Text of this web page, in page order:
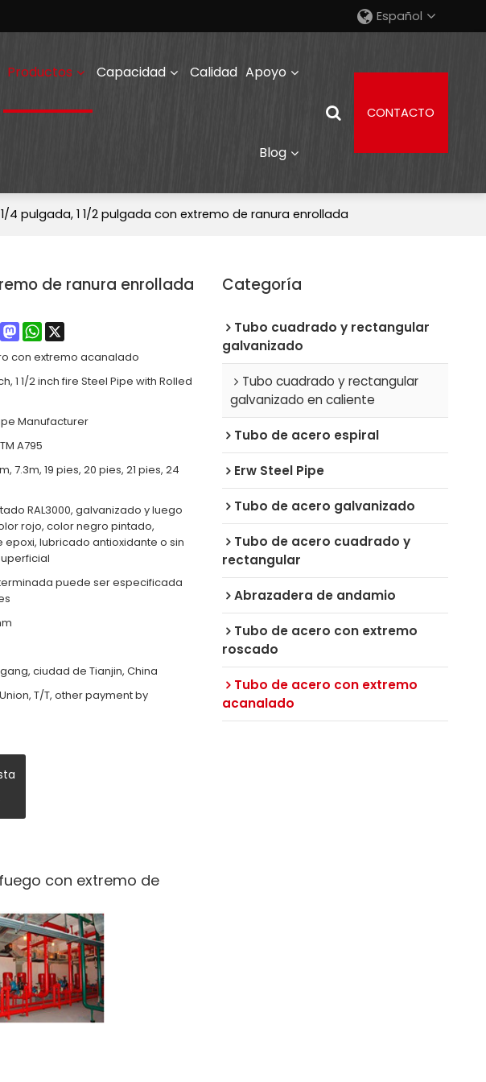
Español
Productos Capacidad Calidad Apoyo
Blog
CONTACTO
4 pulgada, 1 1/2 pulgada con extremo de ranura enrollada
de ranura enrollada
PinterestMastodonWhatsApp
con extremo acanalado
1 1/2 inch fire Steel Pipe with Rolled
Manufacturer
A795
7.3m, 19 pies, 20 pies, 21 pies, 24
RAL3000, galvanizado y luego
rojo, color negro pintado,
lubricado antioxidante o sin
puede ser especificada
ciudad de Tianjin, China
T/T, other payment by
con extremo de
Categoría
Tubo cuadrado y rectangular
galvanizado
Tubo cuadrado y rectangular
galvanizado en caliente
Tubo de acero espiral
Erw Steel Pipe
Tubo de acero galvanizado
Tubo de acero cuadrado y
rectangular
Abrazadera de andamio
Tubo de acero con extremo
roscado
Tubo de acero con extremo
acanalado